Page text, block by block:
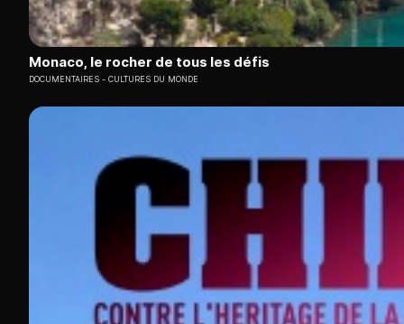
Monaco, le rocher de tous les défis
DOCUMENTAIRES CULTURES DU MONDE